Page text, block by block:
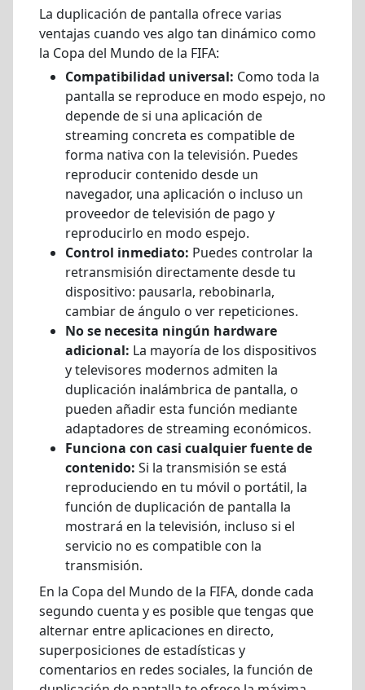
La duplicación de pantalla ofrece varias
ventajas cuando ves algo tan dinámico como
la Copa del Mundo de la FIFA:
Compatibilidad universal: Como toda la
pantalla se reproduce en modo espejo, no
depende de si una aplicación de
streaming concreta es compatible de
forma nativa con la televisión. Puedes
reproducir contenido desde un
navegador, una aplicación o incluso un
proveedor de televisión de pago y
reproducirlo en modo espejo.
Control inmediato: Puedes controlar la
retransmisión directamente desde tu
dispositivo: pausarla, rebobinarla,
cambiar de ángulo o ver repeticiones.
No se necesita ningún hardware
adicional: La mayoría de los dispositivos
y televisores modernos admiten la
duplicación inalámbrica de pantalla, o
pueden añadir esta función mediante
adaptadores de streaming económicos.
Funciona con casi cualquier fuente de
contenido: Si la transmisión se está
reproduciendo en tu móvil o portátil, la
función de duplicación de pantalla la
mostrará en la televisión, incluso si el
servicio no es compatible con la
transmisión.
En la Copa del Mundo de la FIFA, donde cada
segundo cuenta y es posible que tengas que
alternar entre aplicaciones en directo,
superposiciones de estadísticas y
comentarios en redes sociales, la función de